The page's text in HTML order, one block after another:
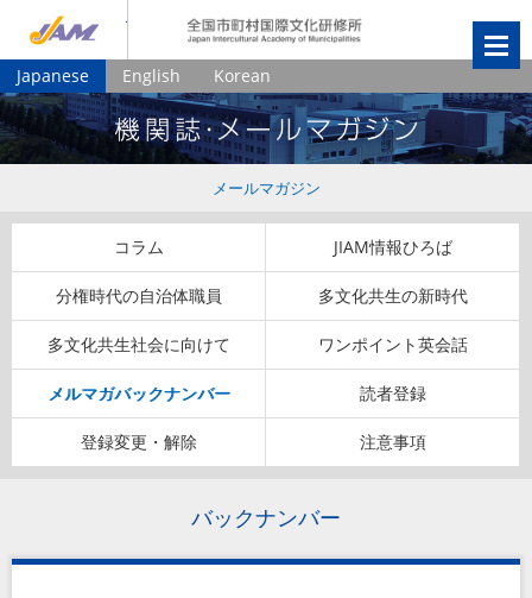
Japanese English Korean
メールマガジン
コラム JIAM情報ひろば
分権時代の自治体職員 多文化共生の新時代
多文化共生社会に向けて ワンポイント英会話
メルマガバックナンバー 読者登録
登録変更・解除 注意事項
バックナンバー